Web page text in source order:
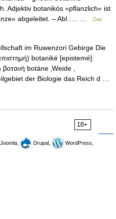
Adjektiv botanikós »pflanzlich« ist
abgeleitet. – Abl.:… …
Das
im Ruwenzori Gebirge Die
botaniké [epistemé]:
botáne ‚Weide ,
der Biologie das Reich d …
18+
Joomla, Drupal,
WordPress,